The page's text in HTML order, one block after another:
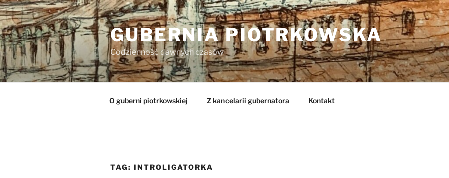
Przejdź
do
treści
GUBERNIA PIOTRKOWSKA
Codzienność dawnych czasów
O guberni piotrkowskiej Z kancelarii gubernatora Kontakt
TAG: INTROLIGATORKA